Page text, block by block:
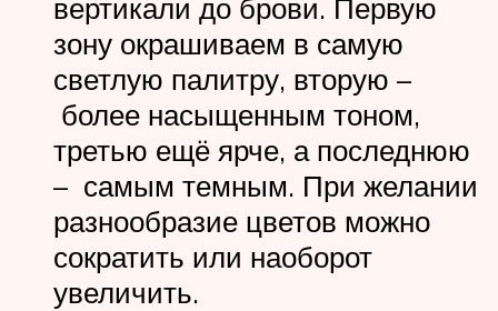
вертикали до брови. Первую
зону окрашиваем в самую
светлую палитру, вторую –
более насыщенным тоном,
третью ещё ярче, а последнюю
– самым темным. При желании
разнообразие цветов можно
сократить или наоборот
увеличить.